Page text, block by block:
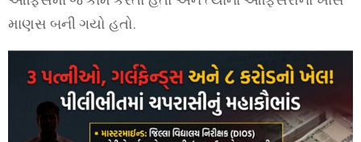
માણસ બની ગયો હતો.